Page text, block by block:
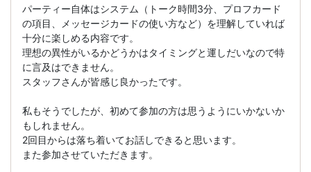
パーティー自体はシステム（トーク時間3分、プロフカード
の項目、メッセージカードの使い方など）を理解していれば
十分に楽しめる内容です。
理想の異性がいるかどうかはタイミングと運しだいなので特
に言及はできません。
スタッフさんが皆感じ良かったです。
私もそうでしたが、初めて参加の方は思うようにいかないか
もしれません。
2回目からは落ち着いてお話しできると思います。
また参加させていただきます。